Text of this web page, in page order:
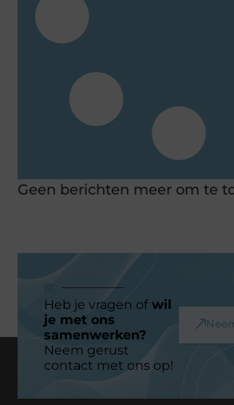
Geen berichten meer om te
Heb je vragen ofwil
je met ons
samenwerken?
Neem gerust
contact met ons op!